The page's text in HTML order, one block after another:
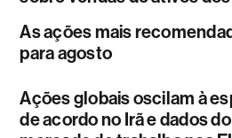
As ações mais
para agosto
Ações globais oscilam à
de acordo no Irã e dados do